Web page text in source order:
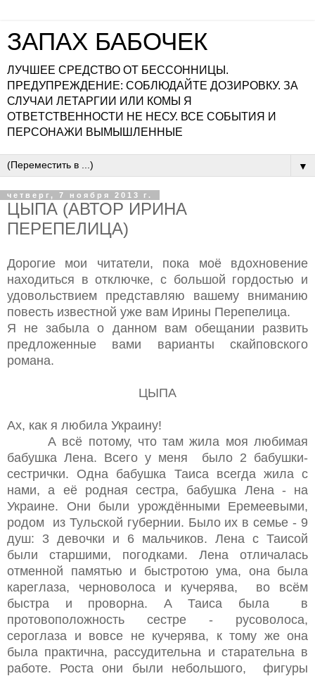
ЗАПАХ БАБОЧЕК
ЛУЧШЕЕ СРЕДСТВО ОТ БЕССОННИЦЫ.
ПРЕДУПРЕЖДЕНИЕ: СОБЛЮДАЙТЕ ДОЗИРОВКУ. ЗА
СЛУЧАИ ЛЕТАРГИИ ИЛИ КОМЫ Я
ОТВЕТСТВЕННОСТИ НЕ НЕСУ. ВСЕ СОБЫТИЯ И
ПЕРСОНАЖИ ВЫМЫШЛЕННЫЕ
▼
четверг, 7 ноября 2013 г.
ЦЫПА (АВТОР ИРИНА
ПЕРЕПЕЛИЦА)
Дорогие мои читатели, пока моё вдохновение
находиться в отключке, с большой гордостью и
удовольствием представляю вашему вниманию
повесть известной уже вам Ирины Перепелица.
Я не забыла о данном вам обещании развить
предложенные вами варианты скайповского
романа.
ЦЫПА
Ах, как я любила Украину!
А всё потому, что там жила моя любимая
бабушка Лена. Всего у меня было 2 бабушки-
сестрички. Одна бабушка Таиса всегда жила с
нами, а её родная сестра, бабушка Лена - на
Украине. Они были урождёнными Еремеевыми,
родом из Тульской губернии. Было их в семье - 9
душ: 3 девочки и 6 мальчиков. Лена с Таисой
были старшими, погодками. Лена отличалась
отменной памятью и быстротою ума, она была
кареглаза, черноволоса и кучерява, во всём
быстра и проворна. А Таиса была в
протовоположность сестре - русоволоса,
сероглаза и вовсе не кучерява, к тому же она
была практична, рассудительна и старательна в
работе. Роста они были небольшого, фигуры